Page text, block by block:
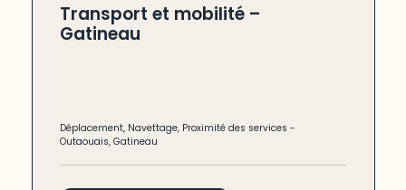
Transport et mobilité –
Gatineau
Déplacement, Navettage, Proximité des services -
Outaouais,Gatineau